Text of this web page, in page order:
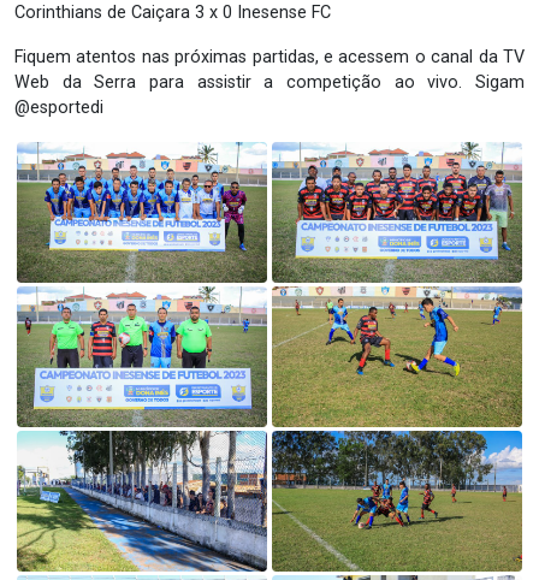
Corinthians de Caiçara 3 x 0 Inesense FC
Fiquem atentos nas próximas partidas, e acessem o canal da TV
Web da Serra para assistir a competição ao vivo. Sigam
@esportedi